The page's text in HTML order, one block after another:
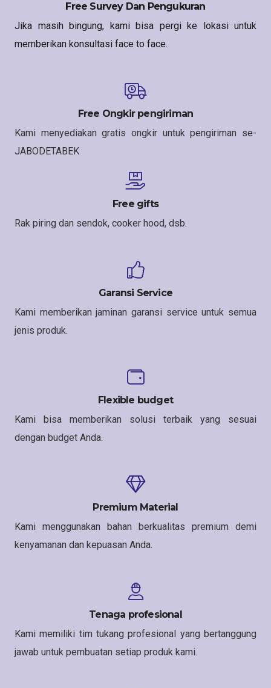
Free Survey Dan Pengukuran
Jika masih bingung, kami bisa pergi ke lokasi untuk
memberikan konsultasi face to face.
Free Ongkir pengiriman
Kami menyediakan gratis ongkir untuk pengiriman se-
JABODETABEK
Free gifts
Rak piring dan sendok, cooker hood, dsb.
Garansi Service
Kami memberikan jaminan garansi service untuk semua
jenis produk.
Flexible budget
Kami bisa memberikan solusi terbaik yang sesuai
dengan budget Anda.
Premium Material
Kami menggunakan bahan berkualitas premium demi
kenyamanan dan kepuasan Anda.
Tenaga profesional
Kami memiliki tim tukang profesional yang bertanggung
jawab untuk pembuatan setiap produk kami.